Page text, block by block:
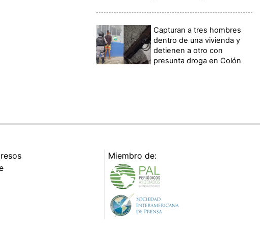
Capturan a tres hombres
dentro de una vivienda y
detienen a otro con
presunta droga en Colón
Miembro de: